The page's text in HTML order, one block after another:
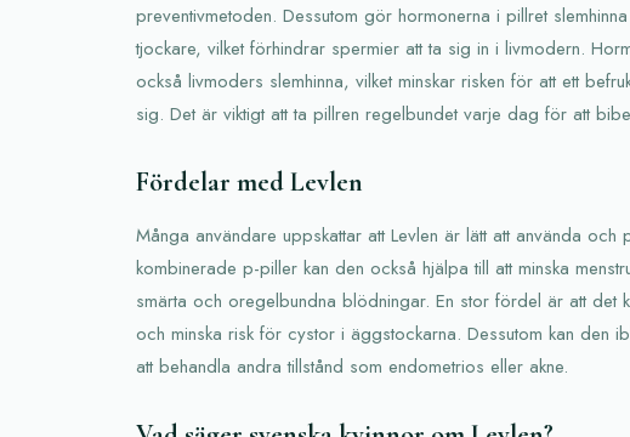
preventivmetoden. Dessutom gör hormonerna i pillret
tjockare, vilket förhindrar spermier att ta sig in i livmodern.
också livmoders slemhinna, vilket minskar risken för att ett
sig. Det är viktigt att ta pillren regelbundet varje dag för att
Fördelar med Levlen
Många användare uppskattar att Levlen är lätt att använda och
kombinerade p-piller kan den också hjälpa till att minska
smärta och oregelbundna blödningar. En stor fördel är att det
och minska risk för cystor i äggstockarna. Dessutom kan den
att behandla andra tillstånd som endometrios eller akne.